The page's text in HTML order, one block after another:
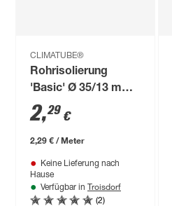
CLIMATUBE®
Rohrisolierung
'Basic' Ø 35/13 mm
vorgeschlitzt 1 m
2,29 €
2,29 € / Meter
Keine Lieferung nach
Hause
Verfügbar in Troisdorf
(2)